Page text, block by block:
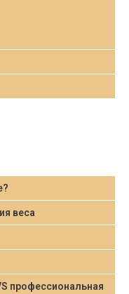
веса
профессиональная